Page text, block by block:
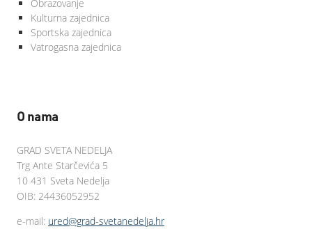
Obrazovanje
Kulturna zajednica
Sportska zajednica
Vatrogasna zajednica
O nama
GRAD SVETA NEDELJA
Trg Ante Starčevića 5
10 431 Sveta Nedelja
OIB: 24436052952
e-mail: ured@grad-svetanedelja.hr